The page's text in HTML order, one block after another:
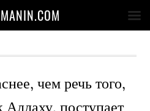
чем речь того,
Аллаху, поступает